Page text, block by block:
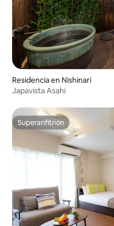
Residencia en Nishinari
Japavista Asahi
Superanfitrión
Superanfitrión